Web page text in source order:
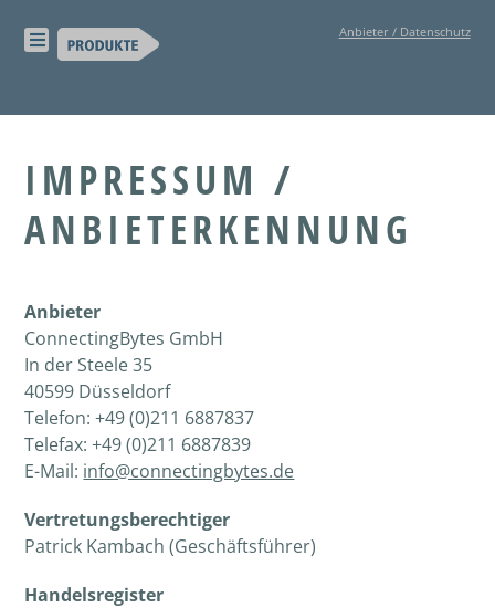
content
Anbieter / Datenschutz
IMPRESSUM /
ANBIETERKENNUNG
Anbieter
ConnectingBytes GmbH
In der Steele 35
40599 Düsseldorf
Telefon: +49 (0)211 6887837
Telefax: +49 (0)211 6887839
E-Mail: info@connectingbytes.de
Vertretungsberechtiger
Patrick Kambach (Geschäftsführer)
Handelsregister